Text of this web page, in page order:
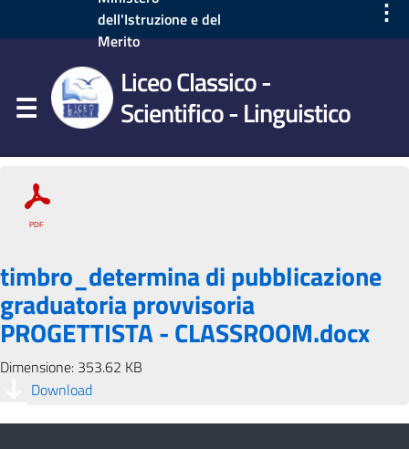
dell'Istruzione e del
Merito
⋮
Liceo Classico -
Scientifico - Linguistico
timbro_determina di pubblicazione
graduatoria provvisoria
PROGETTISTA - CLASSROOM.docx
Dimensione: 353.62 KB
Download